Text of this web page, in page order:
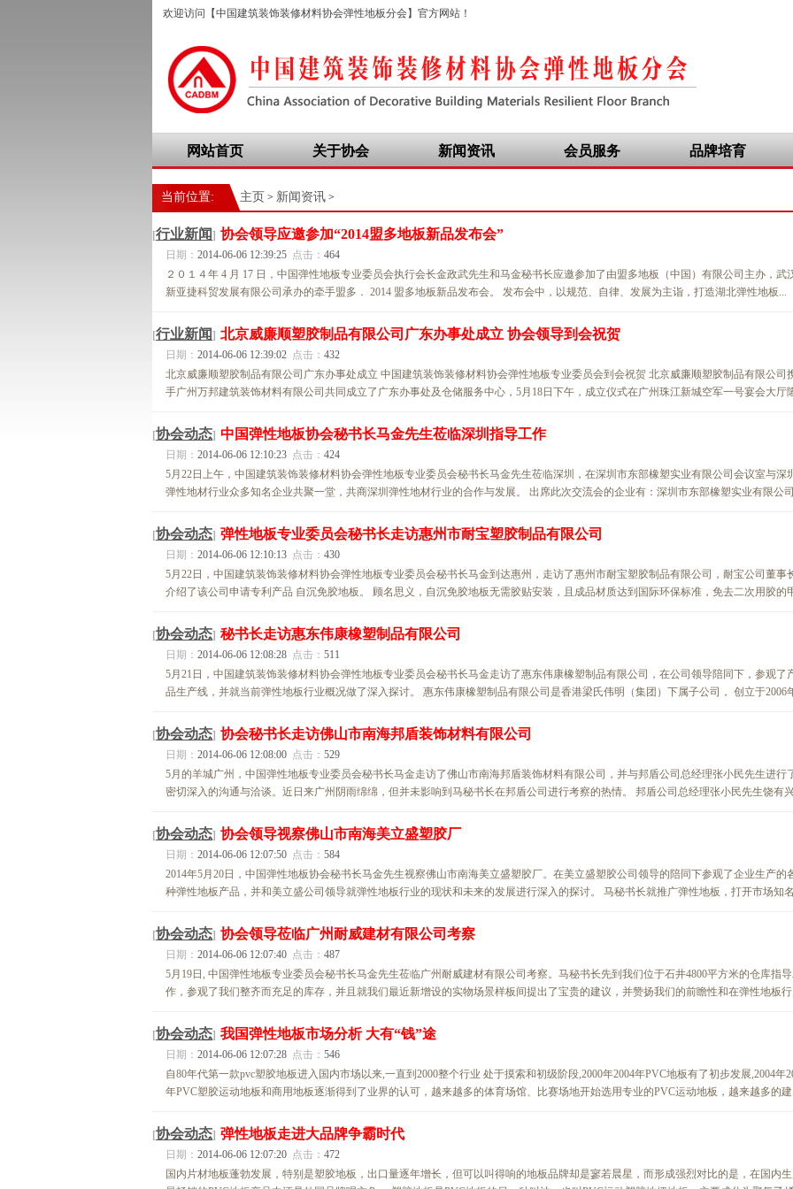
欢迎访问【中国建筑装饰装修材料协会弹性地板分会】官方网站！
网站首页 关于协会 新闻资讯 会员服务 品牌培育
当前位置: 主页 > 新闻资讯 >
[行业新闻] 协会领导应邀参加“2014盟多地板新品发布会”
日期： 2014-06-06 12:39:25 点击： 464
２０１４年 4 月 17 日，中国弹性地板专业委员会执行会长金政武先生和马金秘书长应邀参加了由盟多地板（中国）有限公司主办，武
新亚捷科贸发展有限公司承办的牵手盟多． 2014 盟多地板新品发布会。 发布会中，以规范、自律、发展为主诣，打造湖北弹性地板...
[行业新闻] 北京威廉顺塑胶制品有限公司广东办事处成立 协会领导到会祝贺
日期： 2014-06-06 12:39:02 点击： 432
北京威廉顺塑胶制品有限公司广东办事处成立 中国建筑装饰装修材料协会弹性地板专业委员会到会祝贺 北京威廉顺塑胶制品有限公司
手广州万邦建筑装饰材料有限公司共同成立了广东办事处及仓储服务中心，5月18日下午，成立仪式在广州珠江新城空军一号宴会大厅
[协会动态] 中国弹性地板协会秘书长马金先生莅临深圳指导工作
日期： 2014-06-06 12:10:23 点击： 424
5月22日上午，中国建筑装饰装修材料协会弹性地板专业委员会秘书长马金先生莅临深圳，在深圳市东部橡塑实业有限公司会议室与深圳
弹性地材行业众多知名企业共聚一堂，共商深圳弹性地材行业的合作与发展。 出席此次交流会的企业有：深圳市东部橡塑实业有限公
[协会动态] 弹性地板专业委员会秘书长走访惠州市耐宝塑胶制品有限公司
日期： 2014-06-06 12:10:13 点击： 430
5月22日，中国建筑装饰装修材料协会弹性地板专业委员会秘书长马金到达惠州，走访了惠州市耐宝塑胶制品有限公司，耐宝公司董事
介绍了该公司申请专利产品 自沉免胶地板。 顾名思义，自沉免胶地板无需胶贴安装，且成品材质达到国际环保标准，免去二次用胶的
[协会动态] 秘书长走访惠东伟康橡塑制品有限公司
日期： 2014-06-06 12:08:28 点击： 511
5月21日，中国建筑装饰装修材料协会弹性地板专业委员会秘书长马金走访了惠东伟康橡塑制品有限公司，在公司领导陪同下，参观了
品生产线，并就当前弹性地板行业概况做了深入探讨。 惠东伟康橡塑制品有限公司是香港梁氏伟明（集团）下属子公司， 创立于2006
[协会动态] 协会秘书长走访佛山市南海邦盾装饰材料有限公司
日期： 2014-06-06 12:08:00 点击： 529
5月的羊城广州，中国弹性地板专业委员会秘书长马金走访了佛山市南海邦盾装饰材料有限公司，并与邦盾公司总经理张小民先生进行
密切深入的沟通与洽谈。近日来广州阴雨绵绵，但并未影响到马秘书长在邦盾公司进行考察的热情。 邦盾公司总经理张小民先生饶有
[协会动态] 协会领导视察佛山市南海美立盛塑胶厂
日期： 2014-06-06 12:07:50 点击： 584
2014年5月20日，中国弹性地板协会秘书长马金先生视察佛山市南海美立盛塑胶厂。在美立盛塑胶公司领导的陪同下参观了企业生产的
种弹性地板产品，并和美立盛公司领导就弹性地板行业的现状和未来的发展进行深入的探讨。 马秘书长就推广弹性地板，打开市场知
[协会动态] 协会领导莅临广州耐威建材有限公司考察
日期： 2014-06-06 12:07:40 点击： 487
5月19日, 中国弹性地板专业委员会秘书长马金先生莅临广州耐威建材有限公司考察。马秘书长先到我们位于石井4800平方米的仓库指
作，参观了我们整齐而充足的库存，并且就我们最近新增设的实物场景样板间提出了宝贵的建议，并赞扬我们的前瞻性和在弹性地板行
[协会动态] 我国弹性地板市场分析 大有“钱”途
日期： 2014-06-06 12:07:28 点击： 546
自80年代第一款pvc塑胶地板进入国内市场以来,一直到2000整个行业 处于摸索和初级阶段,2000年2004年PVC地板有了初步发展,2004年
年PVC塑胶运动地板和商用地板逐渐得到了业界的认可，越来越多的体育场馆、比赛场地开始选用专业的PVC运动地板，越来越多的建
[协会动态] 弹性地板走进大品牌争霸时代
日期： 2014-06-06 12:07:20 点击： 472
国内片材地板蓬勃发展，特别是塑胶地板，出口量逐年增长，但可以叫得响的地板品牌却是寥若晨星，而形成强烈对比的是，在国内